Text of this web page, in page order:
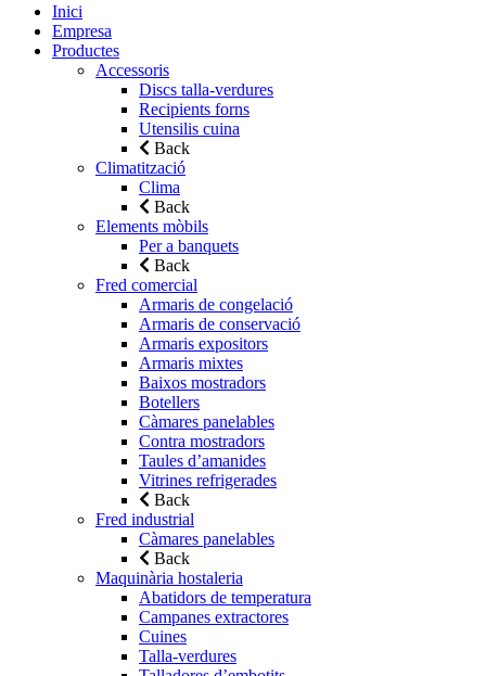
Inici
Empresa
Productes
Accessoris
Discs talla-verdures
Recipients forns
Utensilis cuina
Back
Climatització
Clima
Back
Elements mòbils
Per a banquets
Back
Fred comercial
Armaris de congelació
Armaris de conservació
Armaris expositors
Armaris mixtes
Baixos mostradors
Botellers
Càmares panelables
Contra mostradors
Taules d’amanides
Vitrines refrigerades
Back
Fred industrial
Càmares panelables
Back
Maquinària hostaleria
Abatidors de temperatura
Campanes extractores
Cuines
Talla-verdures